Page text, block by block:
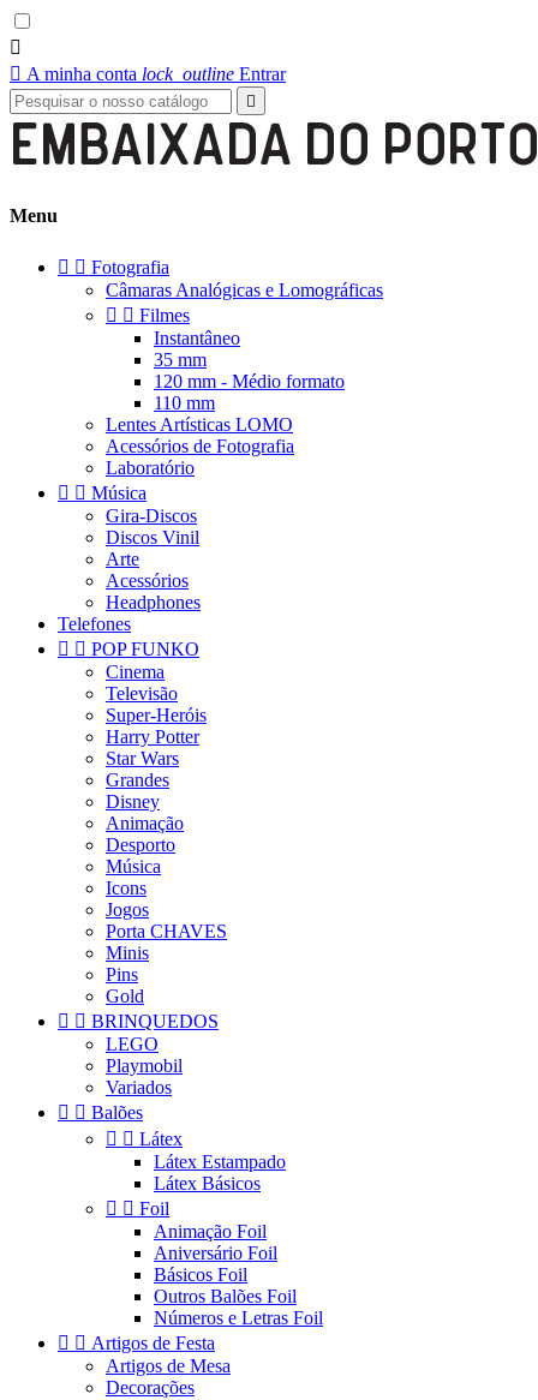

 A minha conta lock_outline Entrar

Menu
  Fotografia
Câmaras Analógicas e Lomográficas
  Filmes
Instantâneo
35 mm
120 mm - Médio formato
110 mm
Lentes Artísticas LOMO
Acessórios de Fotografia
Laboratório
  Música
Gira-Discos
Discos Vinil
Arte
Acessórios
Headphones
Telefones
  POP FUNKO
Cinema
Televisão
Super-Heróis
Harry Potter
Star Wars
Grandes
Disney
Animação
Desporto
Música
Icons
Jogos
Porta CHAVES
Minis
Pins
Gold
  BRINQUEDOS
LEGO
Playmobil
Variados
  Balões
  Látex
Látex Estampado
Látex Básicos
  Foil
Animação Foil
Aniversário Foil
Básicos Foil
Outros Balões Foil
Números e Letras Foil
  Artigos de Festa
Artigos de Mesa
Decorações